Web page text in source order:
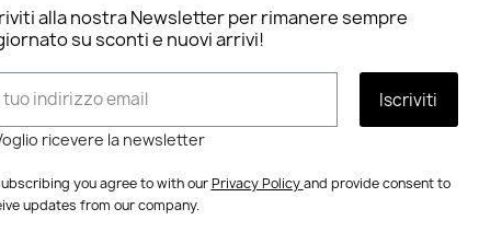
alla nostra Newsletter per rimanere sempre
su sconti e nuovi arrivi!
Iscriviti
ricevere la newsletter
you agree to with ourPrivacy Policy and provide consent to
updates from our company.